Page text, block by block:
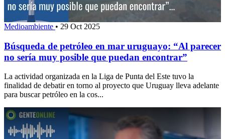
Medioambiente • 29 Oct 2025
Búsqueda de petróleo en mar uruguayo: “Al parecer
no sería muy posible que puedan encontrar”
La actividad organizada en la Liga de Punta del Este tuvo la
finalidad de debatir en torno al proyecto que Uruguay lleva adelante
para buscar petróleo en la cos...